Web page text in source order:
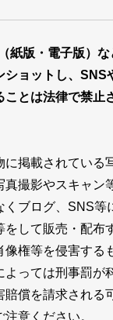
紙版・電子版）な
ショットし、SNS
ことは法律で禁止
に掲載されている
真撮影やスキャン
くブログ、SNS等
をして販売・配布
像権等を侵害する
よっては刑事罰が
賠償を請求される
注意ください。